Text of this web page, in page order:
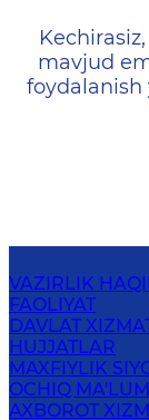
404 —
mavjud
foydalanish
VAZIRLIK
FAOLIYAT
DAVLAT
HUJJATLAR
MAXFIYLIK
OCHIQ
AXBOROT